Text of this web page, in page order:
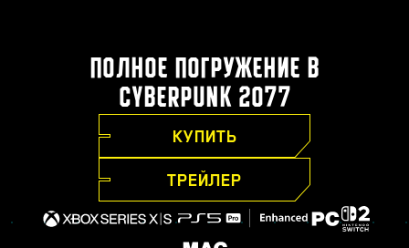
ПОЛНОЕ ПОГРУЖЕНИЕ В
CYBERPUNK 2077
КУПИТЬ
ТРЕЙЛЕР